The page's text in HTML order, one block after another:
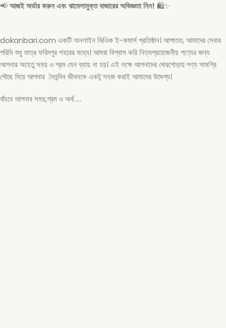
📢আজই অর্ডার করুন এবং ঝামেলামুক্ত বাজারের অভিজ্ঞতা নিন! 🛍️✨
dokanbari.com একটি অনলাইন ভিওিক ই-কমার্স প্রতিষ্ঠান। আপাতত, আমাদের সেবার
পরিধি শুধু মাত্র ফরিদপুর শহরের মধ্যে। আমরা বিশ্বাস করি নিত্যপ্রয়োজনীয় পণ্যের জন্য
আপনার অহেতু সময় ও শ্রম যেন ব্যায় না হয়। এই লক্ষে আপনাদের দোরগোড়ায় পণ্য সামগ্রি
পৌছে দিয়ে আপনার দৈনন্দিন জীবনকে একটু সহজ করাই আমাদের উদ্দেশ্য।
বাঁচবে আপনার সময়,শ্রম ও অর্থ…..